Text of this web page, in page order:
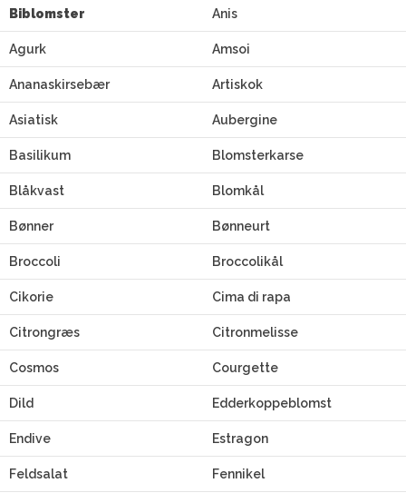
Biblomster Anis
Agurk Amsoi
Ananaskirsebær Artiskok
Asiatisk Aubergine
Basilikum Blomsterkarse
Blåkvast Blomkål
Bønner Bønneurt
Broccoli Broccolikål
Cikorie Cima di rapa
Citrongræs Citronmelisse
Cosmos Courgette
Dild Edderkoppeblomst
Endive Estragon
Feldsalat Fennikel